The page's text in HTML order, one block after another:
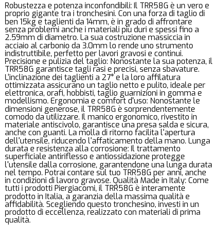
Robustezza e potenza inconfondibili: Il TRR58G è un vero e
proprio gigante tra i tronchesini. Con una forza di taglio di
ben 15kg e taglienti da 14mm, è in grado di affrontare
senza problemi anche i materiali più duri e spessi fino a
2.59mm di diametro. La sua costruzione massiccia in
acciaio al carbonio da 3.0mm lo rende uno strumento
indistruttibile, perfetto per lavori gravosi e continui.
Precisione e pulizia del taglio: Nonostante la sua potenza, il
TRR58G garantisce tagli rasi e precisi, senza sbavature.
L'inclinazione dei taglienti a 27° e la loro affilatura
ottimizzata assicurano un taglio netto e pulito, ideale per
elettronica, orafi, hobbisti, taglio guarnizioni in gomma e
modellismo. Ergonomia e comfort d'uso: Nonostante le
dimensioni generose, il TRR58G è sorprendentemente
comodo da utilizzare. Il manico ergonomico, rivestito in
materiale antiscivolo, garantisce una presa salda e sicura,
anche con guanti. La molla di ritorno facilita l'apertura
dell'utensile, riducendo l'affaticamento della mano. Lunga
durata e resistenza alla corrosione: Il trattamento
superficiale antiriflesso e antiossidazione protegge
l'utensile dalla corrosione, garantendone una lunga durata
nel tempo. Potrai contare sul tuo TRR58G per anni, anche
in condizioni di lavoro gravose. Qualità Made in Italy: Come
tutti i prodotti Piergiacomi, il TRR58G è interamente
prodotto in Italia, a garanzia della massima qualità e
affidabilità. Scegliendo questo tronchesino, investi in un
prodotto di eccellenza, realizzato con materiali di prima
qualità.